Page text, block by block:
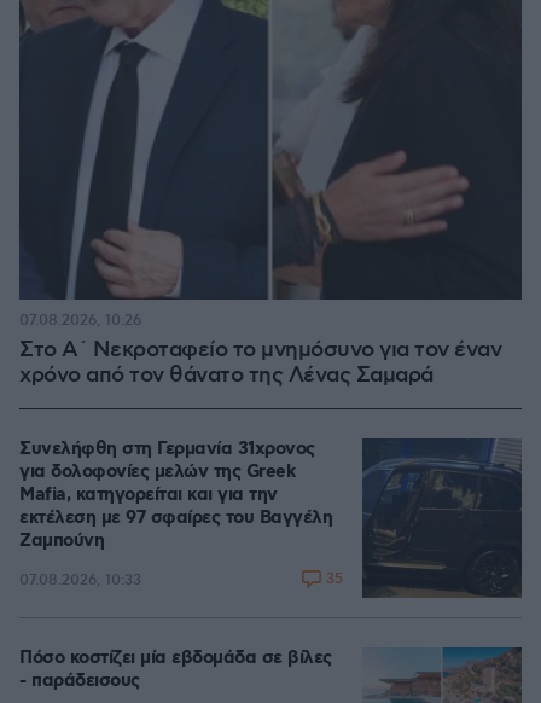
Στο Α΄ Νεκροταφείο το μνημόσυνο για τον έναν
χρόνο από τον θάνατο της Λένας Σαμαρά
07.08.2026, 10:26
Συνελήφθη στη Γερμανία 31χρονος
για δολοφονίες μελών της Greek
Mafia, κατηγορείται και για την
εκτέλεση με 97 σφαίρες του Βαγγέλη
Ζαμπούνη
07.08.2026, 10:33 35
Πόσο κοστίζει μία εβδομάδα σε βίλες
- παράδεισους